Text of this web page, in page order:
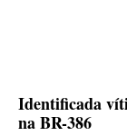
Identificada
na BR-386